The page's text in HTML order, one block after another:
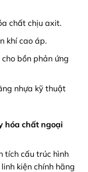
chất chịu axit.
khí cao áp.
bồn phản ứng
nhựa kỹ thuật
hóa chất ngoại
tích cấu trúc hình
kiện chính hãng